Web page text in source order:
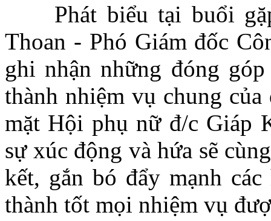
Phát biểu tại buổi
Thoan - Phó Giám đốc
ghi nhận những đóng
thành nhiệm vụ chung
mặt Hội phụ nữ đ/c Giáp
sự xúc động và hứa sẽ
kết, gắn bó đẩy mạnh
thành tốt mọi nhiệm vụ